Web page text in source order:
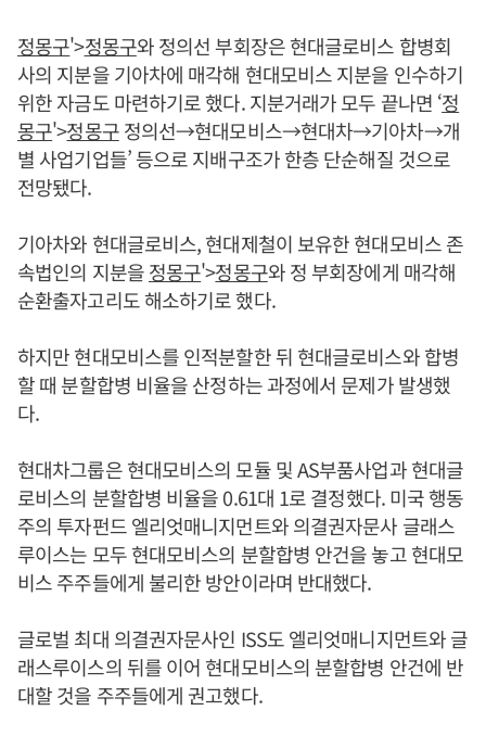
정몽구'>정몽구와 정의선 부회장은 현대글로비스 합병회
사의 지분을 기아차에 매각해 현대모비스 지분을 인수하기
위한 자금도 마련하기로 했다. 지분거래가 모두 끝나면 ‘정
몽구'>정몽구정의선→현대모비스→현대차→기아차→개
별 사업기업들’ 등으로 지배구조가 한층 단순해질 것으로
전망됐다.
기아차와 현대글로비스, 현대제철이 보유한 현대모비스 존
속법인의 지분을정몽구'>정몽구와 정 부회장에게 매각해
순환출자고리도 해소하기로 했다.
하지만 현대모비스를 인적분할한 뒤 현대글로비스와 합병
할 때 분할합병 비율을 산정하는 과정에서 문제가 발생했
다.
현대차그룹은 현대모비스의 모듈 및 AS부품사업과 현대글
로비스의 분할합병 비율을 0.61대 1로 결정했다. 미국 행동
주의 투자펀드 엘리엇매니지먼트와 의결권자문사 글래스
루이스는 모두 현대모비스의 분할합병 안건을 놓고 현대모
비스 주주들에게 불리한 방안이라며 반대했다.
글로벌 최대 의결권자문사인 ISS도 엘리엇매니지먼트와 글
래스루이스의 뒤를 이어 현대모비스의 분할합병 안건에 반
대할 것을 주주들에게 권고했다.